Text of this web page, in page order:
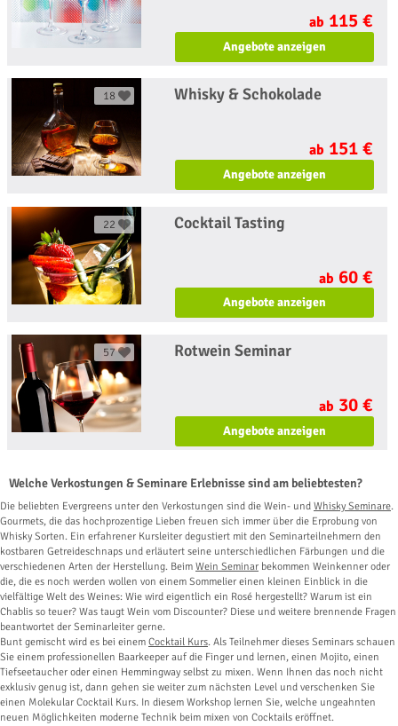
ab 115 €
Angebote anzeigen
18 Whisky & Schokolade
ab 151 €
Angebote anzeigen
22 Cocktail Tasting
ab 60 €
Angebote anzeigen
57 Rotwein Seminar
ab 30 €
Angebote anzeigen
Welche Verkostungen & Seminare Erlebnisse sind am beliebtesten?
Die beliebten Evergreens unter den Verkostungen sind die Wein- und Whisky Seminare.
Gourmets, die das hochprozentige Lieben freuen sich immer über die Erprobung von
Whisky Sorten. Ein erfahrener Kursleiter degustiert mit den Seminarteilnehmern den
kostbaren Getreideschnaps und erläutert seine unterschiedlichen Färbungen und die
verschiedenen Arten der Herstellung. Beim Wein Seminar bekommen Weinkenner oder
die, die es noch werden wollen von einem Sommelier einen kleinen Einblick in die
vielfältige Welt des Weines: Wie wird eigentlich ein Rosé hergestellt? Warum ist ein
Chablis so teuer? Was taugt Wein vom Discounter? Diese und weitere brennende Fragen
beantwortet der Seminarleiter gerne.
Bunt gemischt wird es bei einem Cocktail Kurs. Als Teilnehmer dieses Seminars schauen
Sie einem professionellen Baarkeeper auf die Finger und lernen, einen Mojito, einen
Tiefseetaucher oder einen Hemmingway selbst zu mixen. Wenn Ihnen das noch nicht
exklusiv genug ist, dann gehen sie weiter zum nächsten Level und verschenken Sie
einen Molekular Cocktail Kurs. In diesem Workshop lernen Sie, welche ungeahnten
neuen Möglichkeiten moderne Technik beim mixen von Cocktails eröffnet.